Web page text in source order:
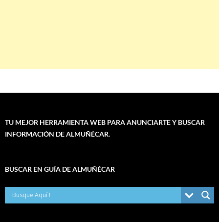
TU MEJOR HERRAMIENTA WEB PARA ANUNCIARTE Y BUSCAR
INFORMACIÓN DE ALMUÑÉCAR.
BUSCAR EN GUÍA DE ALMUÑÉCAR